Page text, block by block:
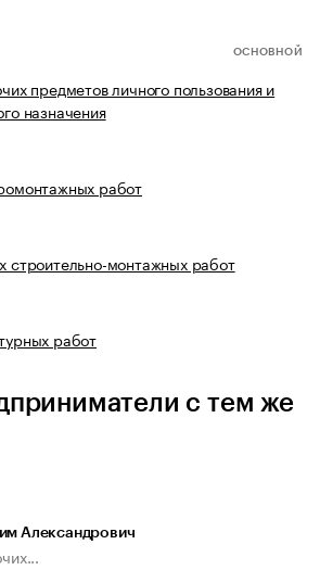
ОСНОВНОЙ
предметов личного пользования и
назначения
работ
строительно-монтажных работ
работ
с тем же
Александрович